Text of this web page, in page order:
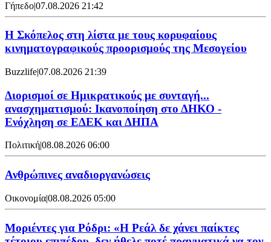
Γήπεδο|07.08.2026 21:42
Η Σκόπελος στη λίστα με τους κορυφαίους
κινηματογραφικούς προορισμούς της Μεσογείου
Buzzlife|07.08.2026 21:39
Διορισμοί σε Ημικρατικούς με συνταγή...
ανασχηματισμού: Ικανοποίηση στο ΔΗΚΟ -
Ενόχληση σε ΕΔΕΚ και ΔΗΠΑ
Πολιτική|08.08.2026 06:00
Ανθρώπινες αναδιοργανώσεις
Οικονομία|08.08.2026 05:00
Μοριέντες για Ρόδρι: «Η Ρεάλ δε χάνει παίκτες